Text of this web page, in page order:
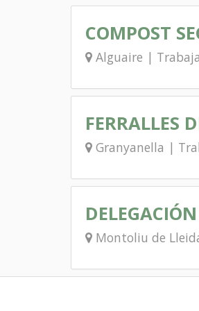
COMPOST
Alguaire |
FERRALLES
Granyanella |
Montoliu de